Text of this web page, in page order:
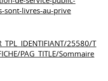
sont-livres-au-prive
25580/T
PAG_TITLE/Sommaire